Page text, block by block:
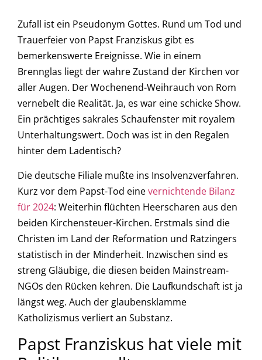
Zufall ist ein Pseudonym Gottes. Rund um Tod und
Trauerfeier von Papst Franziskus gibt es
bemerkenswerte Ereignisse. Wie in einem
Brennglas liegt der wahre Zustand der Kirchen vor
aller Augen. Der Wochenend-Weihrauch von Rom
vernebelt die Realität. Ja, es war eine schicke Show.
Ein prächtiges sakrales Schaufenster mit royalem
Unterhaltungswert. Doch was ist in den Regalen
hinter dem Ladentisch?
Die deutsche Filiale mußte ins Insolvenzverfahren.
Kurz vor dem Papst-Tod einevernichtende Bilanz
für 2024: Weiterhin flüchten Heerscharen aus den
beiden Kirchensteuer-Kirchen. Erstmals sind die
Christen im Land der Reformation und Ratzingers
statistisch in der Minderheit. Inzwischen sind es
streng Gläubige, die diesen beiden Mainstream-
NGOs den Rücken kehren. Die Laufkundschaft ist ja
längst weg. Auch der glaubensklamme
Katholizismus verliert an Substanz.
Papst Franziskus hat viele mit